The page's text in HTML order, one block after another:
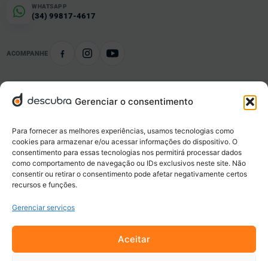
Gerenciar o consentimento
Para fornecer as melhores experiências, usamos tecnologias como
cookies para armazenar e/ou acessar informações do dispositivo. O
consentimento para essas tecnologias nos permitirá processar dados
como comportamento de navegação ou IDs exclusivos neste site. Não
consentir ou retirar o consentimento pode afetar negativamente certos
recursos e funções.
Gerenciar serviços
Aceitar
WHATSAPP
(34) 99817-4617
ACOMPANHE
Conteúdo organizado
Negócios locais
Empresas, serviços, ofertas e novidades da sua cidade.
Eventos e oportunidades